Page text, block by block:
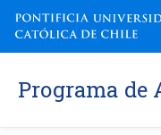
Programa de